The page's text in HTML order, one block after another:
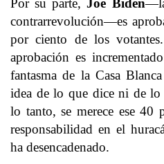
Por su parte,Joe Biden
contrarrevolución—es
por ciento de los
aprobación es
fantasma de la Casa
idea de lo que dice ni de
lo tanto, se merece ese 40
responsabilidad en el
ha desencadenado.